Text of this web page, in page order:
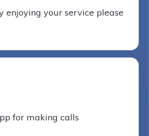
enjoying your service please
for making calls